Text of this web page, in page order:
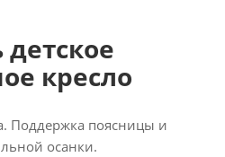
кресло
Поддержка поясницы и
осанки.